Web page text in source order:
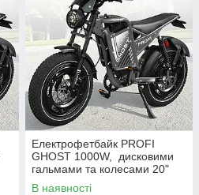
Електрофетбайк PROFI
GHOST 1000W, дисковими
гальмами та колесами 20"
GS-2002 Сірий
В наявності